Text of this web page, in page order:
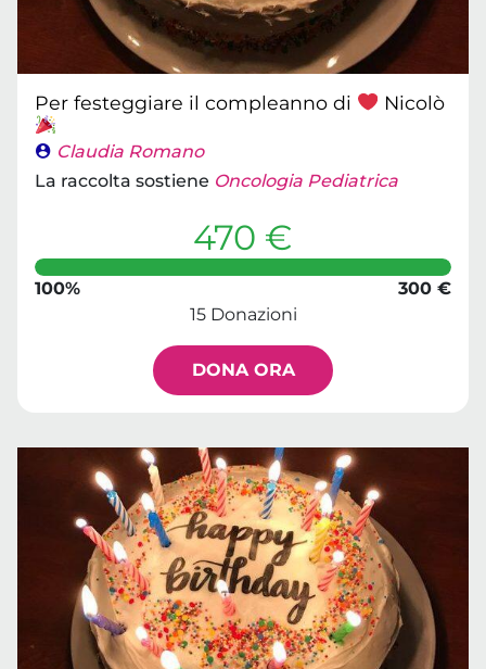
Per festeggiare il compleanno di Nicolò
Claudia Romano
La raccolta sostiene Oncologia Pediatrica
470 €
100%
300 €
15 Donazioni
DONA ORA